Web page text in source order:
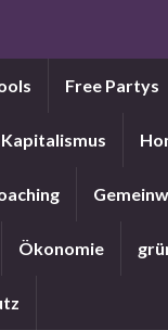
Free Partys
Kapitalismus
Ökonomie